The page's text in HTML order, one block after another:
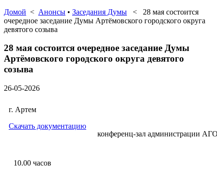
Домой < Анонсы • Заседания Думы < 28 мая состоится
очередное заседание Думы Артёмовского городского округа
девятого созыва
28 мая состоится очередное заседание Думы
Артёмовского городского округа девятого
созыва
26-05-2026
г. Артем
конференц-зал администрации
Скачать документацию
10.00